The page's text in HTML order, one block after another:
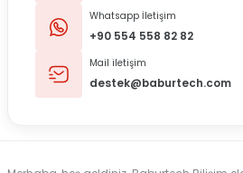
Whatsapp İletişim
+90 554 558 82 82
Mail iletişim
destek@baburtech.com